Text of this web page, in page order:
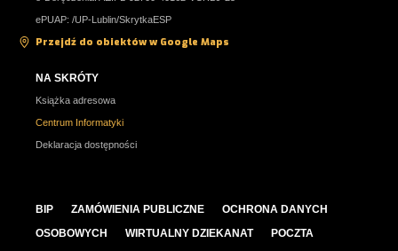
ePUAP: /UP-Lublin/SkrytkaESP
Przejdź do obiektów w Google Maps
NA SKRÓTY
Książka adresowa
Centrum Informatyki
Deklaracja dostępności
BIP ZAMÓWIENIA PUBLICZNE
OCHRONA DANYCH
OSOBOWYCH
WIRTUALNY DZIEKANAT POCZTA